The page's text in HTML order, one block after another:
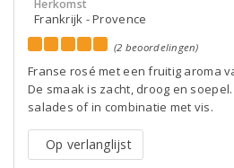
Herkomst
Frankrijk - Provence
(2 beoordelingen)
Franse rosé met een fruitig aroma
De smaak is zacht, droog en
salades of in combinatie met vis.
Op verlanglijst